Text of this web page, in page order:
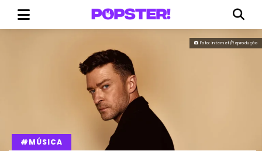
Foto: Internet/Reprodução
#MÚSICA